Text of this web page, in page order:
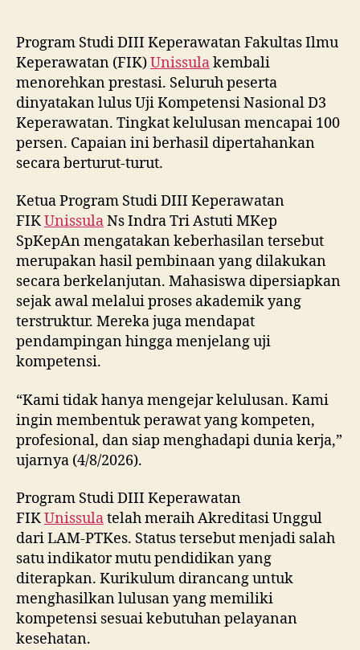
Program Studi DIII Keperawatan Fakultas Ilmu
Keperawatan (FIK)Unissulakembali
menorehkan prestasi. Seluruh peserta
dinyatakan lulus Uji Kompetensi Nasional D3
Keperawatan. Tingkat kelulusan mencapai 100
persen. Capaian ini berhasil dipertahankan
secara berturut-turut.
Ketua Program Studi DIII Keperawatan
FIKUnissulaNs Indra Tri Astuti MKep
SpKepAn mengatakan keberhasilan tersebut
merupakan hasil pembinaan yang dilakukan
secara berkelanjutan. Mahasiswa dipersiapkan
sejak awal melalui proses akademik yang
terstruktur. Mereka juga mendapat
pendampingan hingga menjelang uji
kompetensi.
“Kami tidak hanya mengejar kelulusan. Kami
ingin membentuk perawat yang kompeten,
profesional, dan siap menghadapi dunia kerja,”
ujarnya (4/8/2026).
Program Studi DIII Keperawatan
FIKUnissulatelah meraih Akreditasi Unggul
dari LAM-PTKes. Status tersebut menjadi salah
satu indikator mutu pendidikan yang
diterapkan. Kurikulum dirancang untuk
menghasilkan lulusan yang memiliki
kompetensi sesuai kebutuhan pelayanan
kesehatan.